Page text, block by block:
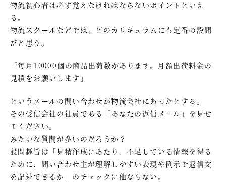
物流初心者は必ず覚えなければならないポイントといえ
る。
物流スクールなどでは、どのカリキュラムにも定番の設問
だと思う。
「毎月10000個の商品出荷数があります。月額出荷料金の
見積をお願いします」
というメールの問い合わせが物流会社にあったとする。
その受信会社の社員である「あなたの返信メール」を見せ
てください。
みたいな質問が多いのだろうか？
設問趣旨は「見積作成にあたり、不足している情報を得る
ために、問い合わせ主が理解しやすい表現や例示で返信文
を記述できるか」のチェックに他ならない。